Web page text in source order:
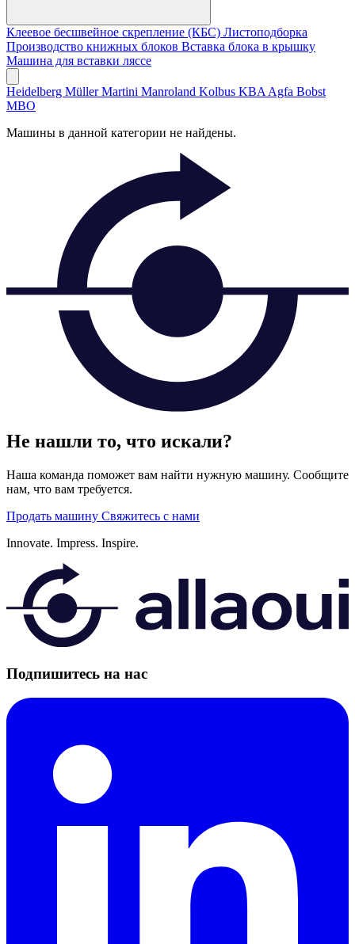
Клеевое бесшвейное скрепление (КБС) Листоподборка
Производство книжных блоков Вставка блока в крышку
Машина для вставки ляссе
Heidelberg Müller Martini Manroland Kolbus KBA Agfa Bobst
MBO
Машины в данной категории не найдены.
Не нашли то, что искали?
Наша команда поможет вам найти нужную машину. Сообщите
нам, что вам требуется.
Продать машину Свяжитесь с нами
Innovate. Impress. Inspire.
Подпишитесь на нас